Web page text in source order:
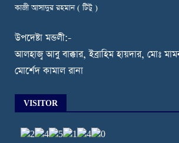
কাজী আসাদুর রহমান ( টিটু )
উপদেষ্টা মন্ডলী:-
আলহাজ্ব আবু বাক্কার, ইব্রাহিম হায়দার, মোঃ
মোর্শেদ কামাল রানা
VISITOR